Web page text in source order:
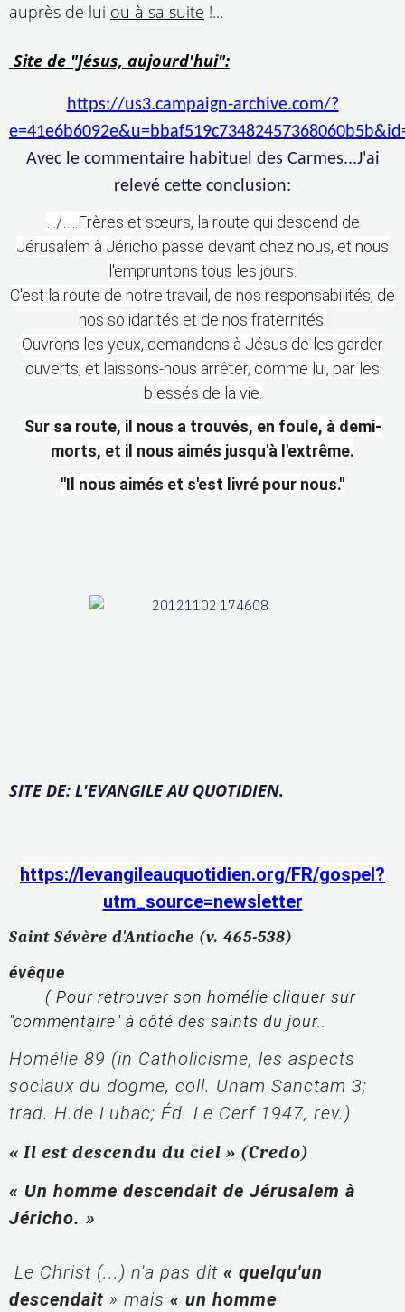
auprès de lui ou à sa suite !...
Site de "Jésus, aujourd'hui":
https://us3.campaign-archive.com/?
Avec le commentaire habituel des Carmes...J'ai
relevé cette conclusion:
…/…..Frères et sœurs, la route qui descend de
Jérusalem à Jéricho passe devant chez nous, et nous
l'empruntons tous les jours.
C'est la route de notre travail, de nos responsabilités, de
nos solidarités et de nos fraternités.
Ouvrons les yeux, demandons à Jésus de les garder
ouverts, et laissons-nous arrêter, comme lui, par les
blessés de la vie.
Sur sa route, il nous a trouvés, en foule, à demi-
morts, et il nous aimés jusqu'à l'extrême.
"Il nous aimés et s'est livré pour nous."
SITE DE: L'EVANGILE AU QUOTIDIEN.
https://levangileauquotidien.org/FR/gospel?
utm_source=newsletter
Saint Sévère d'Antioche (v. 465-538)
évêque
( Pour retrouver son homélie cliquer sur
"commentaire" à côté des saints du jour..
Homélie 89 (in Catholicisme, les aspects
sociaux du dogme, coll. Unam Sanctam 3;
trad. H.de Lubac; Éd. Le Cerf 1947, rev.)
« Il est descendu du ciel » (Credo)
« Un homme descendait de Jérusalem à
Jéricho. »
Le Christ (...) n'a pas dit « quelqu'un
descendait » mais « un homme